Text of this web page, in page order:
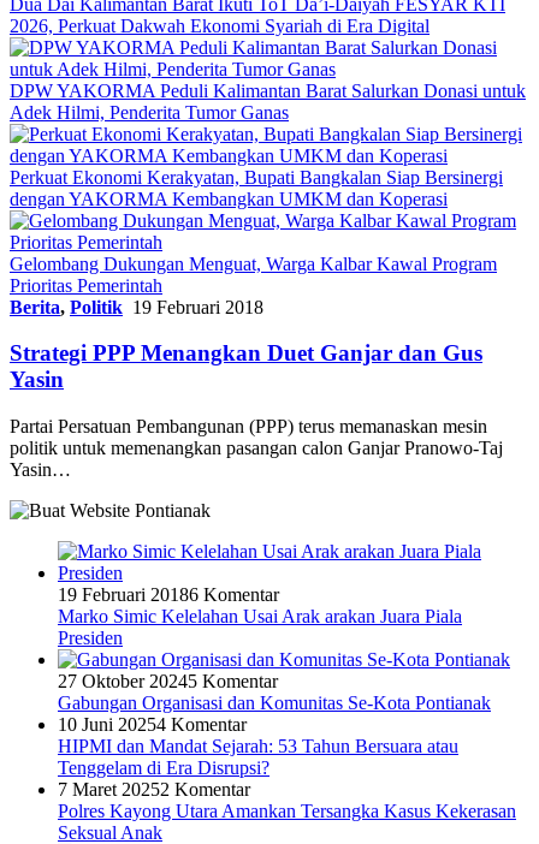
2026, Perkuat Dakwah Ekonomi Syariah di Era Digital
DPW YAKORMA Peduli Kalimantan Barat Salurkan Donasi untuk
Adek Hilmi, Penderita Tumor Ganas
Perkuat Ekonomi Kerakyatan, Bupati Bangkalan Siap Bersinergi
dengan YAKORMA Kembangkan UMKM dan Koperasi
Gelombang Dukungan Menguat, Warga Kalbar Kawal Program
Prioritas Pemerintah
Berita, Politik 19 Februari 2018
Strategi PPP Menangkan Duet Ganjar dan Gus
Yasin
Partai Persatuan Pembangunan (PPP) terus memanaskan mesin
politik untuk memenangkan pasangan calon Ganjar Pranowo-Taj
Yasin…
19 Februari 20186 Komentar
Marko Simic Kelelahan Usai Arak arakan Juara Piala
Presiden
27 Oktober 20245 Komentar
Gabungan Organisasi dan Komunitas Se-Kota Pontianak
10 Juni 20254 Komentar
HIPMI dan Mandat Sejarah: 53 Tahun Bersuara atau
Tenggelam di Era Disrupsi?
7 Maret 20252 Komentar
Polres Kayong Utara Amankan Tersangka Kasus Kekerasan
Seksual Anak